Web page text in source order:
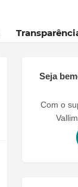
Seja
Com o